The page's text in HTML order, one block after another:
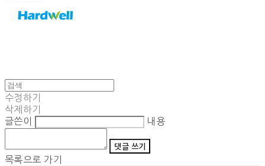
수정하기
삭제하기
글쓴이
내용
댓글 쓰기
목록으로 가기